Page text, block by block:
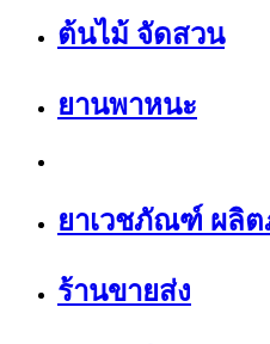
ต้นไม้ จัดสวน
ยานพาหนะ
ยาเวชภัณฑ์ ผลิ
ร้านขายส่ง